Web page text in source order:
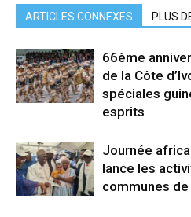
ARTICLES CONNEXES PLUS
66ème
de la Côte
spéciales
esprits
Journée
lance les
communes de